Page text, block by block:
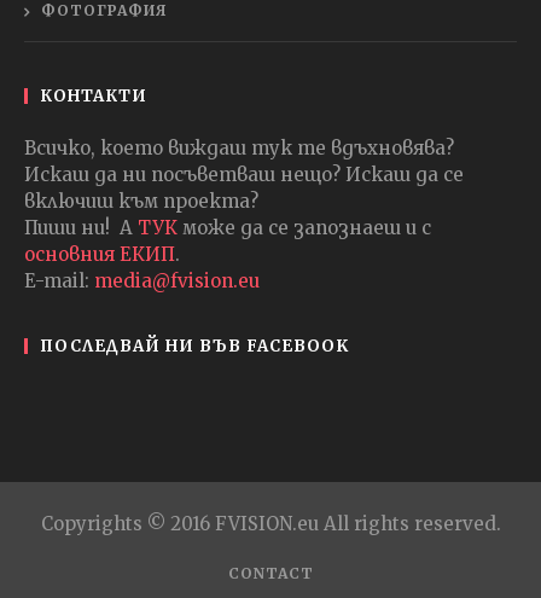
ФОТОГРАФИЯ
КОНТАКТИ
Всичко, което виждаш тук те вдъхновява?
Искаш да ни посъветваш нещо? Искаш да се
включиш към проекта?
Пиши ни! А ТУК може да се запознаеш и с
основния ЕКИП.
E-mail: media@fvision.eu
ПОСЛЕДВАЙ НИ ВЪВ FACEBOOK
Copyrights © 2016 FVISION.eu All rights reserved.
CONTACT